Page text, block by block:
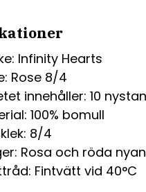
Infinity Hearts
Rose 8/4
innehåller: 10 nystan
100% bomull
8/4
Rosa och röda
Fintvätt vid 40°C